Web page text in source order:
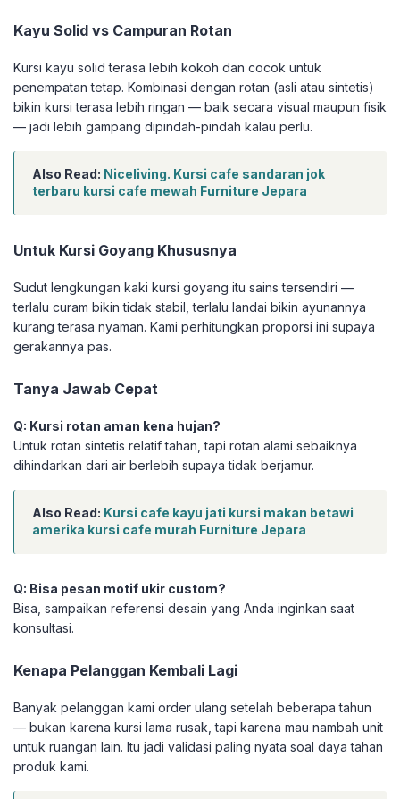
Kayu Solid vs Campuran Rotan
Kursi kayu solid terasa lebih kokoh dan cocok untuk
penempatan tetap. Kombinasi dengan rotan (asli atau sintetis)
bikin kursi terasa lebih ringan — baik secara visual maupun fisik
— jadi lebih gampang dipindah-pindah kalau perlu.
Also Read: Niceliving. Kursi cafe sandaran jok
terbaru kursi cafe mewah Furniture Jepara
Untuk Kursi Goyang Khususnya
Sudut lengkungan kaki kursi goyang itu sains tersendiri —
terlalu curam bikin tidak stabil, terlalu landai bikin ayunannya
kurang terasa nyaman. Kami perhitungkan proporsi ini supaya
gerakannya pas.
Tanya Jawab Cepat
Q: Kursi rotan aman kena hujan?
Untuk rotan sintetis relatif tahan, tapi rotan alami sebaiknya
dihindarkan dari air berlebih supaya tidak berjamur.
Also Read: Kursi cafe kayu jati kursi makan betawi
amerika kursi cafe murah Furniture Jepara
Q: Bisa pesan motif ukir custom?
Bisa, sampaikan referensi desain yang Anda inginkan saat
konsultasi.
Kenapa Pelanggan Kembali Lagi
Banyak pelanggan kami order ulang setelah beberapa tahun
— bukan karena kursi lama rusak, tapi karena mau nambah unit
untuk ruangan lain. Itu jadi validasi paling nyata soal daya tahan
produk kami.